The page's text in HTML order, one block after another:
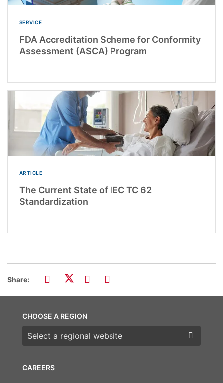
SERVICE
FDA Accreditation Scheme for Conformity
Assessment (ASCA) Program
ARTICLE
The Current State of IEC TC 62
Standardization
Share:
CAREERS
CHOOSE A REGION
Choose a region